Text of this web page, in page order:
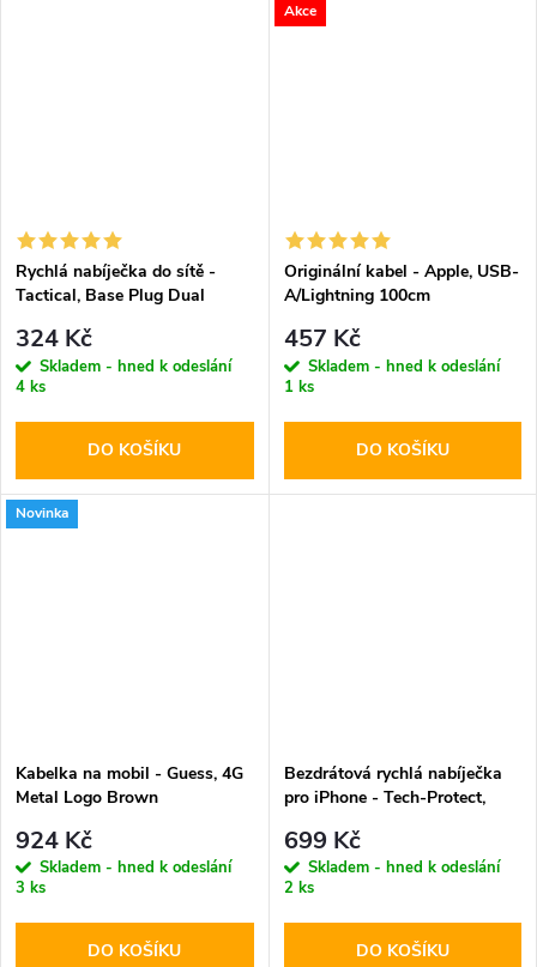
Rychlá nabíječka do sítě -
Tactical, Base Plug Dual
324 Kč
Skladem - hned k odeslání
4 ks
DO KOŠÍKU
Akce
Originální kabel - Apple, USB-
A/Lightning 100cm
457 Kč
Skladem - hned k odeslání
1 ks
DO KOŠÍKU
Novinka
Kabelka na mobil - Guess, 4G
Metal Logo Brown
924 Kč
Skladem - hned k odeslání
3 ks
DO KOŠÍKU
Bezdrátová rychlá nabíječka
pro iPhone - Tech-Protect,
Wireless Charger Black
699 Kč
Skladem - hned k odeslání
2 ks
DO KOŠÍKU